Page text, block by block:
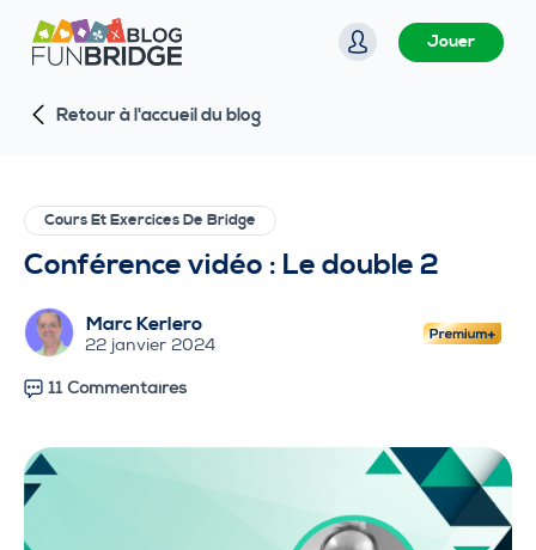
P
a
s
a
c
o
n
e
u
Jouer
Retour à l'accueil du blog
Cours Et Exercices De Bridge
Conférence vidéo : Le double 2
Marc Kerlero
22 janvier 2024
11 Commentaires